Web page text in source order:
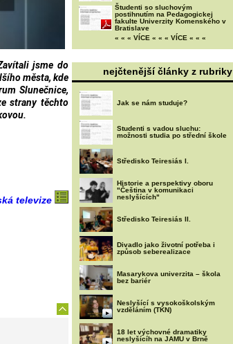
jsme do
města, kde
Slunečnice,
strany těchto
televize
Študenti so sluchovým
postihnutím na Pedagogickej
fakulte Univerzity Komenského v
Bratislave
« « « VÍCE « « « VÍCE « « «
nejčtenější články z rubriky
Jak se nám studuje?
Studenti s vadou sluchu:
možnosti studia po střední škole
Středisko Teiresiás I.
Historie a perspektivy oboru
"Čeština v komunikaci
neslyšících"
Středisko Teiresiás II.
Divadlo jako životní potřeba i
způsob seberealizace
Masarykova univerzita – škola
bez bariér
Neslyšící s vysokoškolským
vzděláním (TKN)
18 let výchovné dramatiky
neslyšícíh na JAMU v Brně